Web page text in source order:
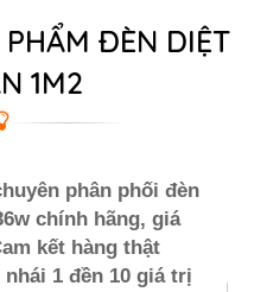
ĐÈN DIỆT
1M2
phân phối đèn
chính hãng, giá
kết hàng thật
nhái 1 đền 10 giá trị